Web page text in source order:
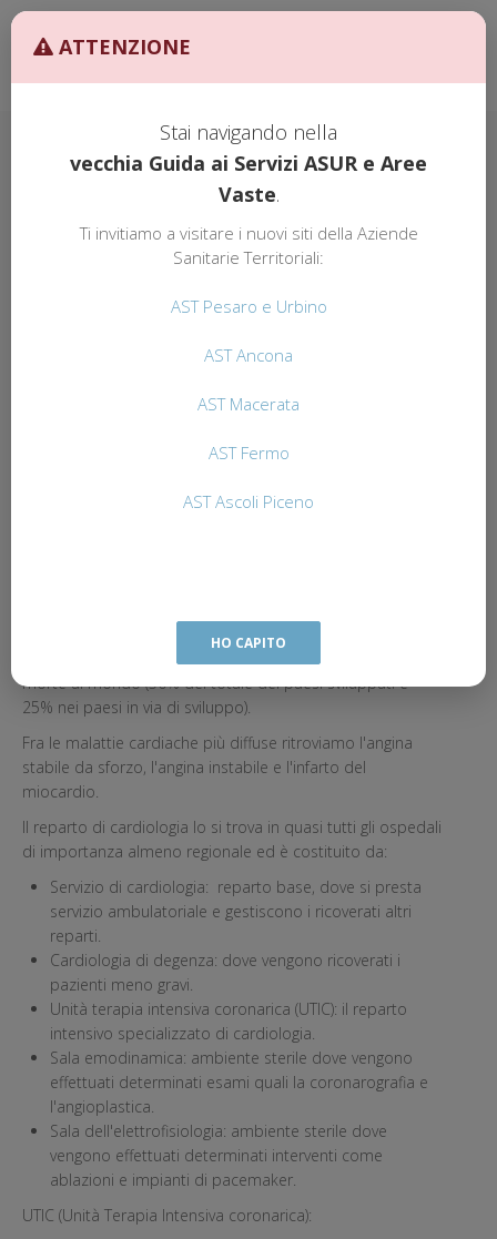
AST
GUIDA AI SERVIZI
CARDIOLOGIA e UTIC
occupa dello studio, della diagnosi e della cura
specialista, viene chiamato cardiologo.
Oltre che della cura delle malattie cardiovascolari,
angioplastica percutanea.
Le malattie cardiovascolari sono ancora la prima causa di
morte al mondo (50% del totale dei paesi sviluppati e
25% nei paesi in via di sviluppo).
Fra le malattie cardiache più diffuse ritroviamo l'angina
stabile da sforzo, l'angina instabile e l'infarto del
miocardio.
Il reparto di cardiologia lo si trova in quasi tutti gli ospedali
di importanza almeno regionale ed è costituito da:
Servizio di cardiologia: reparto base, dove si presta
servizio ambulatoriale e gestiscono i ricoverati altri
reparti.
Cardiologia di degenza: dove vengono ricoverati i
pazienti meno gravi.
Unità terapia intensiva coronarica (UTIC): il reparto
intensivo specializzato di cardiologia.
Sala emodinamica: ambiente sterile dove vengono
effettuati determinati esami quali la coronarografia e
l'angioplastica.
Sala dell'elettrofisiologia: ambiente sterile dove
vengono effettuati determinati interventi come
ablazioni e impianti di pacemaker.
UTIC (Unità Terapia Intensiva coronarica):
ATTENZIONE
Stai navigando nella
vecchia Guida ai Servizi ASUR e Aree
Vaste.
Ti invitiamo a visitare i nuovi siti della Aziende
Sanitarie Territoriali:
AST Pesaro e Urbino
AST Ancona
AST Macerata
AST Fermo
AST Ascoli Piceno
HO CAPITO